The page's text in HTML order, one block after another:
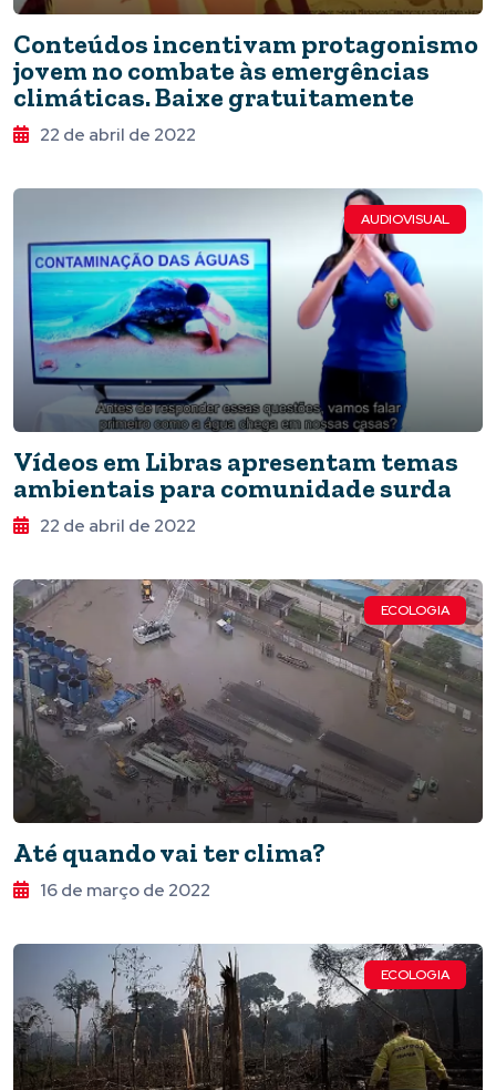
Conteúdos incentivam protagonismo
jovem no combate às emergências
climáticas. Baixe gratuitamente
22 de abril de 2022
AUDIOVISUAL
Vídeos em Libras apresentam temas
ambientais para comunidade surda
22 de abril de 2022
ECOLOGIA
Até quando vai ter clima?
16 de março de 2022
ECOLOGIA